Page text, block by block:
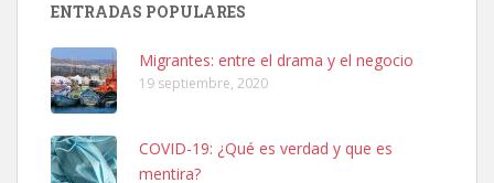
Leales.org » Gran Canaria
ENTRADAS POPULARES
Migrantes: entre el drama y el negocio
19 septiembre, 2020
COVID-19: ¿Qué es verdad y que es
mentira?